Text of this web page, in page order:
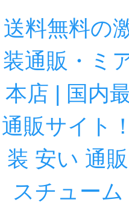
送料無料の
装通販・ミ
本店 | 国内
通販サイト
装 安い 通
スチュー